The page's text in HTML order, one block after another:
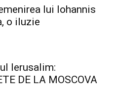
lui Iohannis
o iluzie
Ierusalim:
DE LA MOSCOVA